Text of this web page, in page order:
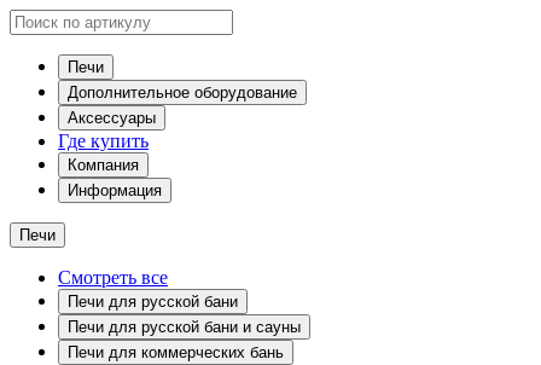
Печи
Дополнительное оборудование
Аксессуары
Где купить
Компания
Информация
Печи
Смотреть все
Печи для русской бани
Печи для русской бани и сауны
Печи для коммерческих бань